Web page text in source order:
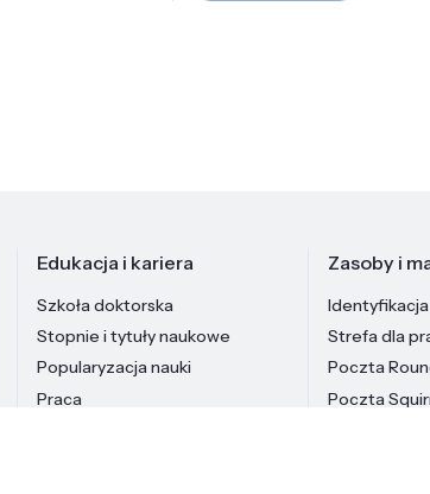
Edukacja i kariera
Szkoła doktorska
Stopnie i tytuły naukowe
Popularyzacja nauki
Praca
Zasoby i
Strefa dla
Poczta
Poczta